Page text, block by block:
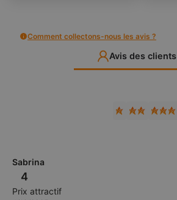
Comment collectons-nous les avis ?
Avis des clients
Sabrina
4
Prix attractif